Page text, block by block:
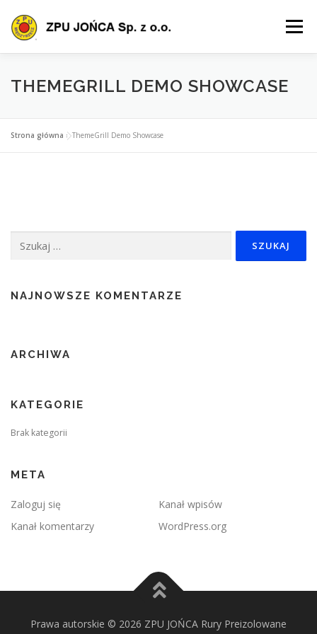
treści
Menu
O FIRMIE OFERTA PRODUKTY SZKOLENIA
CERTYFIKACJA POBIERZ
THEMEGRILL DEMO SHOWCASE
Strona główna »ThemeGrill Demo Showcase
NAJNOWSZE KOMENTARZE
ARCHIWA
KATEGORIE
Brak kategorii
META
Zaloguj się
Kanał wpisów
Kanał komentarzy
WordPress.org
Prawa autorskie © 2026 ZPU JOŃCA Rury Preizolowane